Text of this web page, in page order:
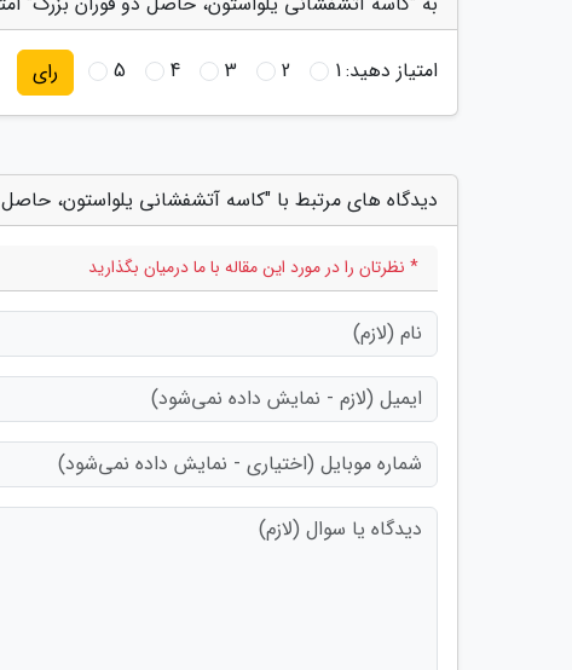
امتیاز دهید:1
2
3
4
5 رای
دیدگاه های مرتبط با "کاسه آتشفشانی یلواستون،
* نظرتان را در مورد این مقاله با ما درمیان بگذارید